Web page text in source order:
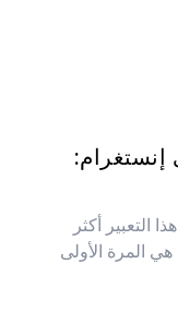
التعبير أكثر
المرة الأولى